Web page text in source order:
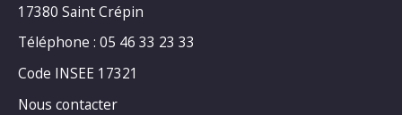
17380 Saint Crépin
Téléphone : 05 46 33 23 33
Code INSEE 17321
Nous contacter